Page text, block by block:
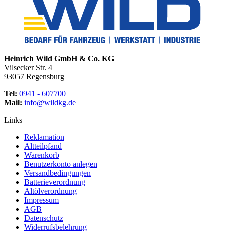
Heinrich Wild GmbH & Co. KG
Vilsecker Str. 4
93057 Regensburg
Tel: 0941 - 607700
Mail: info@wildkg.de
Links
Reklamation
Altteilpfand
Warenkorb
Benutzerkonto anlegen
Versandbedingungen
Batterieverordnung
Altölverordnung
Impressum
AGB
Datenschutz
Widerrufsbelehrung